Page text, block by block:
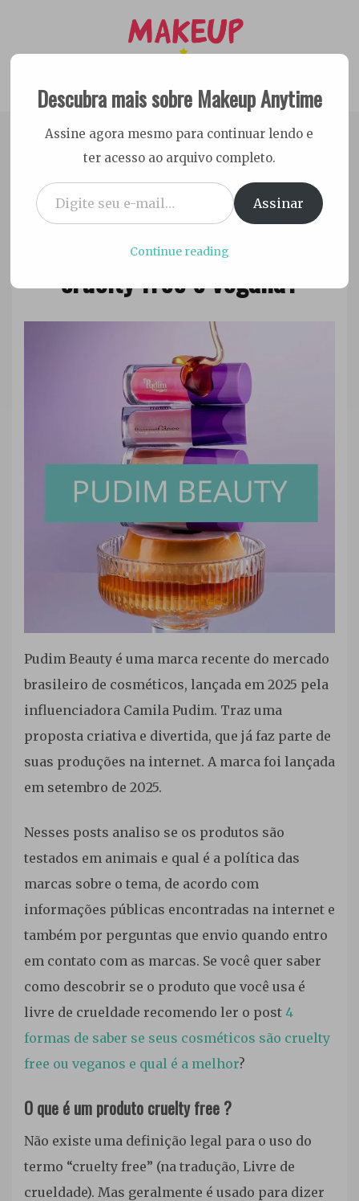
content
Makeup Anytime
Dicas Cruelty free e Vegan
16 de novembro de 2025
Ester
A marca Pudim Beauty é
cruelty free e vegana?
Listas
cruelty
free/vegan
Maquiagem
Pudim Beauty é uma marca recente do mercado
brasileiro de cosméticos, lançada em 2025 pela
influenciadora Camila Pudim. Traz uma
proposta criativa e divertida, que já faz parte de
suas produções na internet. A marca foi lançada
em setembro de 2025.
Nesses posts analiso se os produtos são
testados em animais e qual é a política das
marcas sobre o tema, de acordo com
informações públicas encontradas na internet e
também por perguntas que envio quando entro
em contato com as marcas. Se você quer saber
como descobrir se o produto que você usa é
livre de crueldade recomendo ler o post 4
formas de saber se seus cosméticos são cruelty
free ou veganos e qual é a melhor?
O que é um produto cruelty free ?
Não existe uma definição legal para o uso do
termo “cruelty free” (na tradução, Livre de
crueldade). Mas geralmente é usado para dizer
Descubra mais sobre Makeup Anytime
Assine agora mesmo para continuar lendo e
ter acesso ao arquivo completo.
Digite seu e-mail…
Assinar
Continue reading